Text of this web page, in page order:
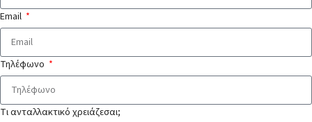
Email
Τηλέφωνο
Τι ανταλλακτικό χρειάζεσαι;